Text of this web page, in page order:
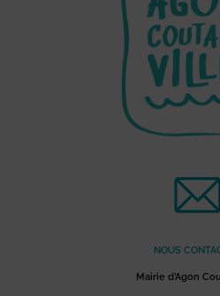
NOUS
Mairie d’Agon